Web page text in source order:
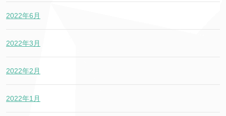
2022年6月
2022年3月
2022年2月
2022年1月